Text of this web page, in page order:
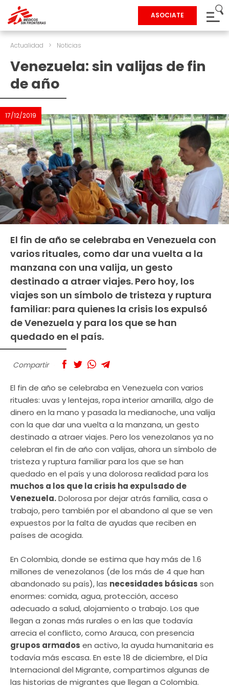
ASOCIATE
Actualidad > Noticias
Venezuela: sin valijas de fin
de año
17/12/2019
El fin de año se celebraba en Venezuela con
varios rituales, como dar una vuelta a la
manzana con una valija, un gesto
destinado a atraer viajes. Pero hoy, los
viajes son un símbolo de tristeza y ruptura
familiar: para quienes la crisis los expulsó
de Venezuela y para los que se han
quedado en el país.
Compartir
El fin de año se celebraba en Venezuela con varios
rituales: uvas y lentejas, ropa interior amarilla, algo de
dinero en la mano y pasada la medianoche, una valija
con la que dar una vuelta a la manzana, un gesto
destinado a atraer viajes. Pero los venezolanos ya no
celebran el fin de año con valijas, ahora un símbolo de
tristeza y ruptura familiar para los que se han
quedado en el país y una dolorosa realidad para los
muchos a los que la crisis ha expulsado de
Venezuela.Dolorosa por dejar atrás familia, casa o
trabajo, pero también por el abandono al que se ven
expuestos por la falta de ayudas que reciben en
países de acogida.
En Colombia, donde se estima que hay más de 1.6
millones de venezolanos (de los más de 4 que han
abandonado su país), las necesidades básicas son
enormes: comida, agua, protección, acceso
adecuado a salud, alojamiento o trabajo. Los que
llegan a zonas más rurales o en las que todavía
arrecia el conflicto, como Arauca, con presencia
grupos armados en activo, la ayuda humanitaria es
todavía más escasa. En este 18 de diciembre, el Día
Internacional del Migrante, compartimos algunas de
las historias de migrantes que llegan a Colombia.